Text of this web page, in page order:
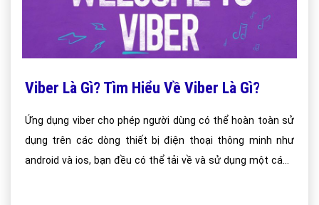
Viber Là Gì? Tìm Hiểu Về Viber Là Gì?
Ứng dụng viber cho phép người dùng có thể hoàn toàn sử
dụng trên các dòng thiết bị điện thoại thông minh như
android và ios, bạn đều có thể tải về và sử dụng một cách